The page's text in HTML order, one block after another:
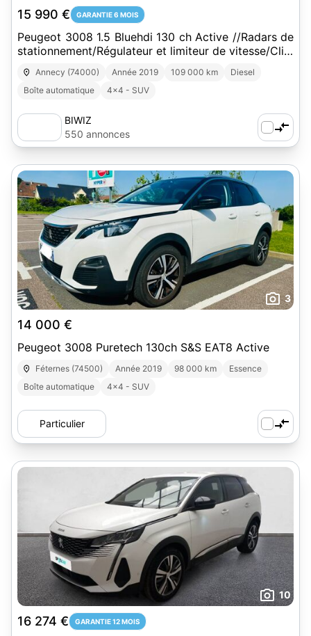
15 990 € GARANTIE 6 MOIS
Peugeot 3008 1.5 Bluehdi 130 ch Active //Radars de
stationnement/Régulateur et limiteur de vitesse/Clim
auto/Kit mains-libres Bl
Annecy (74000) Année 2019 109 000 km
Diesel
Boîte automatique
4x4 - SUV
BIWIZ
550 annonces
3
14 000 €
Peugeot 3008 Puretech 130ch S&S EAT8 Active
Féternes (74500) Année 2019 98 000 km
Essence
Boîte automatique
4x4 - SUV
Particulier
10
16 274 € GARANTIE 12 MOIS